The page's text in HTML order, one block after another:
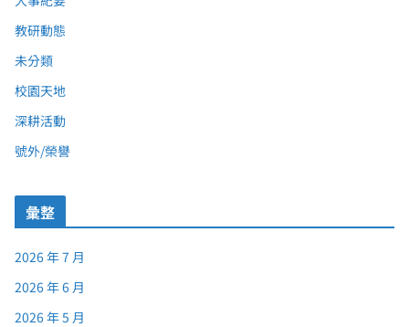
教研動態
未分類
校園天地
深耕活動
號外/榮譽
彙整
2026 年 7 月
2026 年 6 月
2026 年 5 月